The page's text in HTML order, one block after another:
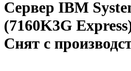
Сервер IBM
(7160K3G
Снят с